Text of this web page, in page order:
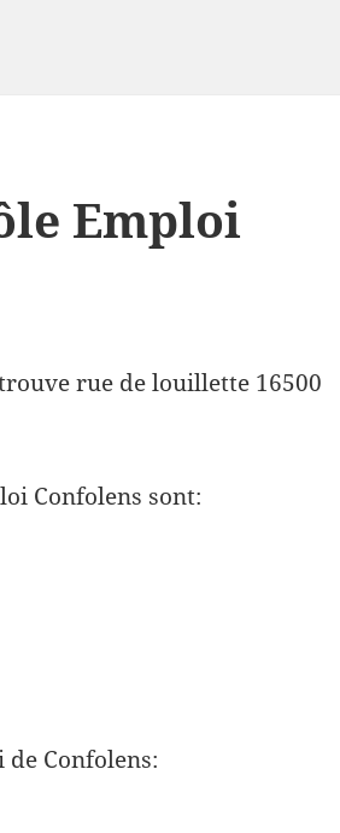
Emploi
rue de louillette 16500
Confolens sont:
Confolens: